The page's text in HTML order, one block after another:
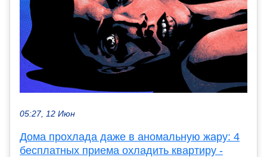
05:27, 12 Июн
Дома прохлада даже в аномальную жару: 4
бесплатных приема охладить квартиру -